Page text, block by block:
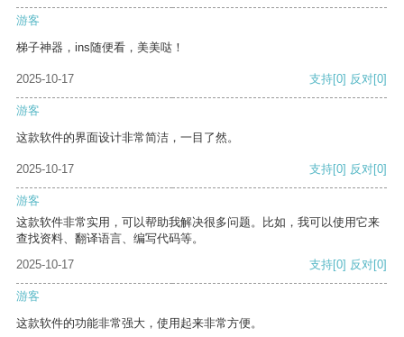
游客
梯子神器，ins随便看，美美哒！
2025-10-17 支持[0] 反对[0]
游客
这款软件的界面设计非常简洁，一目了然。
2025-10-17 支持[0] 反对[0]
游客
这款软件非常实用，可以帮助我解决很多问题。比如，我可以使用它来
查找资料、翻译语言、编写代码等。
2025-10-17
支持[0] 反对[0]
游客
这款软件的功能非常强大，使用起来非常方便。